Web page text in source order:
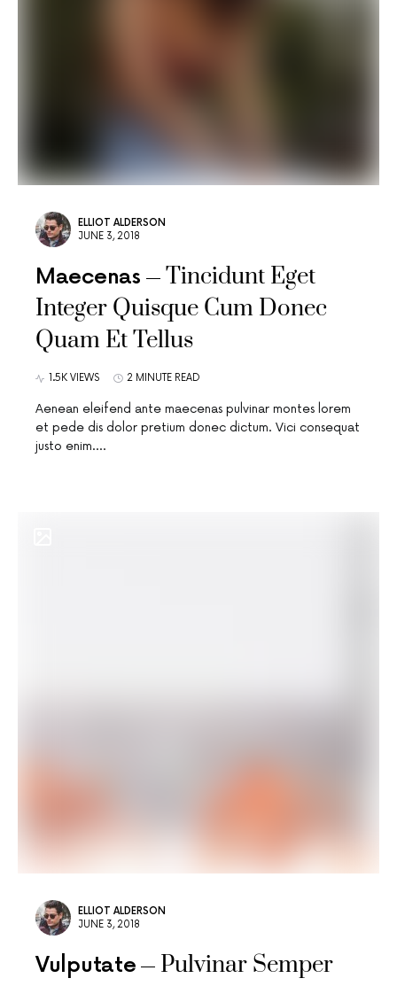
ELLIOT ALDERSON
JUNE 3, 2018
Maecenas
Tincidunt Eget
Integer Quisque Cum Donec
Quam Et Tellus
1.5K VIEWS 2 MINUTE READ
Aenean eleifend ante maecenas pulvinar montes lorem
et pede dis dolor pretium donec dictum. Vici consequat
justo enim.…
ELLIOT ALDERSON
JUNE 3, 2018
Vulputate
Pulvinar Semper